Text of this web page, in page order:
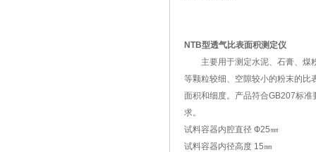
NTB型透气比表面积测定仪
主要用于测定水泥、石膏、煤
等颗粒较细、空隙较小的粉末的比
面积和细度。产品符合GB207标准
求。
试料容器内腔直径 Ф25㎜
试料容器内径高度 15㎜